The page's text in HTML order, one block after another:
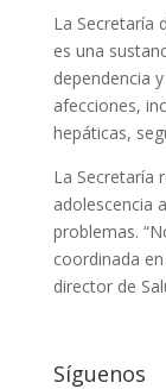
La Secretaría
es una
dependencia
afecciones,
hepáticas,
La Secretaría
adolescencia
problemas.
coordinada
director de
Síguenos